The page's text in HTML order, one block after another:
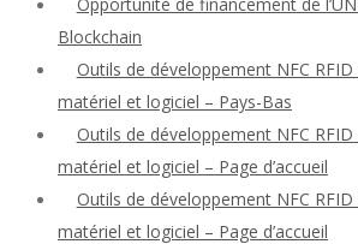
Blockchain
Outils de développement NFC
matériel et logiciel – Pays-Bas
Outils de développement NFC
matériel et logiciel – Page d’accueil
Outils de développement NFC
matériel et logiciel – Page d’accueil